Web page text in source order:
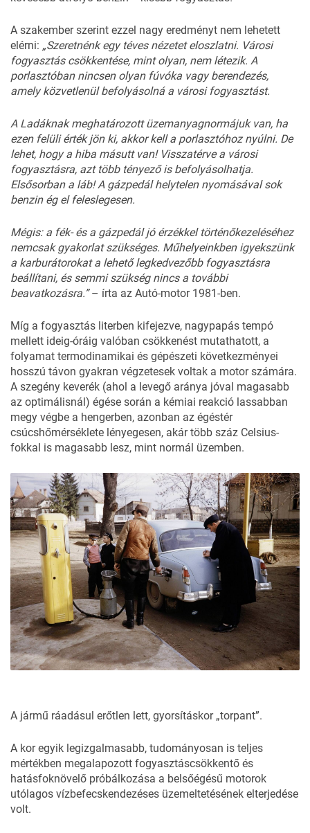
A szakember szerint ezzel nagy eredményt nem lehetett
elérni: „Szeretnénkegy téves nézeteteloszlatni. Városi
fogyasztás csökkentése, mintolyan, nem létezik. A
porlasztóban nincsen olyan fúvóka vagyberendezés,
amelyközvetlenülbefolyásolná a városi fogyasztást.
A Ladáknakmeghatározottüzemanyagnormájuk van, ha
ezen felüliértékjön ki, akkorkella porlasztóhoz nyúlni. De
lehet, hogya hiba másutt van! Visszatérvea városi
fogyasztásra, azt több tényezőis befolyásolhatja.
Elsősorban a láb!A gázpedálhelytelen nyomásávalsok
benzin ég el feleslegesen.
Mégis: a fék-és a gázpedáljó érzékkel történőkezeléséhez
nemcsakgyakorlatszükséges. Műhelyeinkben igyekszünk
a karburátorokata lehetőlegkedvezőbb fogyasztásra
beállítani, és semmiszükség nincs a további
beavatkozásra.”– írta az Autó-motor 1981-ben.
Míg a fogyasztás literben kifejezve, nagypapás tempó
mellett ideig-óráig valóban csökkenést mutathatott, a
folyamat termodinamikai és gépészeti következményei
hosszú távon gyakran végzetesek voltak a motor számára.
A szegény keverék (ahol a levegő aránya jóval magasabb
az optimálisnál) égése során a kémiai reakció lassabban
megy végbe a hengerben, azonban az égéstér
csúcshőmérséklete lényegesen, akár több száz Celsius-
fokkal is magasabb lesz, mint normál üzemben.
A jármű ráadásul erőtlen lett, gyorsításkor „torpant”.
A kor egyik legizgalmasabb, tudományosan is teljes
mértékben megalapozott fogyasztáscsökkentő és
hatásfoknövelő próbálkozása a belsőégésű motorok
utólagos vízbefecskendezéses üzemeltetésének elterjedése
volt.